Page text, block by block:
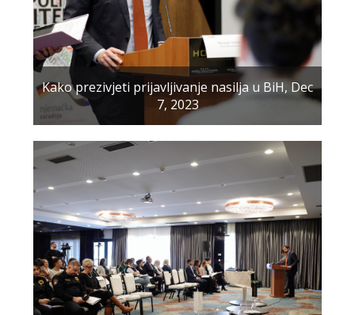
Kako prezivjeti prijavljivanje nasilja u BiH, Dec
7, 2023